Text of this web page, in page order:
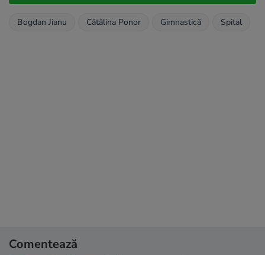
Bogdan Jianu Cătălina Ponor Gimnastică Spital
Comentează